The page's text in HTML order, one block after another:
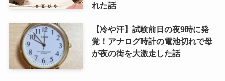
れた話
【冷や汗】試験前日の夜9時に発
覚！アナログ時計の電池切れで母
が夜の街を大激走した話